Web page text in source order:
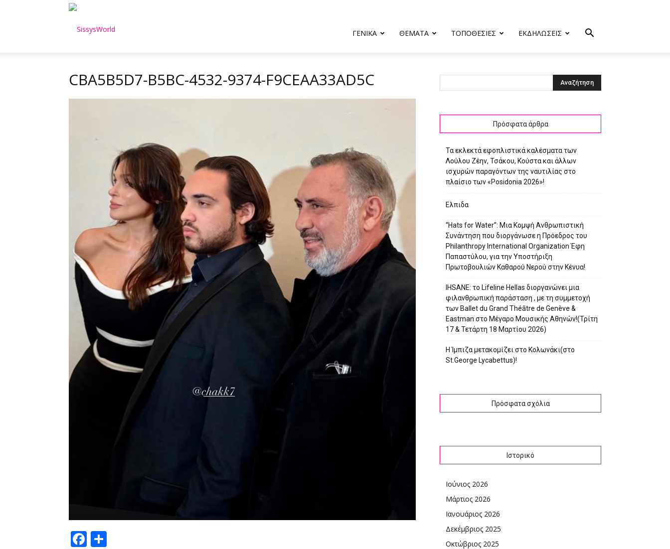
ΓΕΝΙΚΑ ΘΕΜΑΤΑ ΤΟΠΟΘΕΣΙΕΣ ΕΚΔΗΛΩΣΕΙΣ
CBA5B5D7-B5BC-4532-9374-F9CEAA33AD5C
Facebook
Πρόσφατα άρθρα
Τα εκλεκτά εφοπλιστικά καλέσματα των
Λούλου Ζέην, Τσάκου, Κούστα και άλλων
ισχυρών παραγόντων της ναυτιλίας στο
πλαίσιο των «Posidonia 2026»!
Ελπιδα
“Hats for Water”: Μια Κομψή Ανθρωπιστική
Συνάντηση που διοργάνωσε η Πρόεδρος του
Philanthropy International Organization Έφη
Παπαστύλου, για την Υποστήριξη
Πρωτοβουλιών Καθαρού Νερού στην Κένυα!
IHSANE: το Lifeline Hellas διοργανώνει μια
φιλανθρωπική παράσταση , με τη συμμετοχή
των Ballet du Grand Théâtre de Genève &
Eastman στο Μέγαρο Μουσικής Αθηνών!(Τρίτη
17 & Τετάρτη 18 Μαρτίου 2026)
Η Ίμπιζα μετακομίζει στο Κολωνάκι(στο
St.George Lycabettus)!
Πρόσφατα σχόλια
Ιστορικό
Ιούνιος 2026
Μάρτιος 2026
Ιανουάριος 2026
Δεκέμβριος 2025
Οκτώβριος 2025